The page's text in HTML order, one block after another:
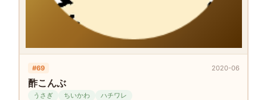
#69 2020-06
酢こんぶ
うさぎ ちいかわ ハチワレ